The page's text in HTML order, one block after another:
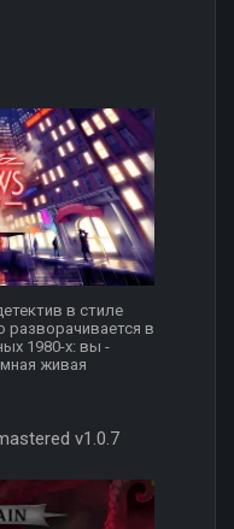
в стиле
разворачивается в
1980-х: вы -
живая
v1.0.7